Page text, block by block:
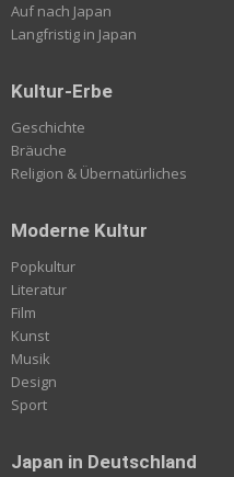
Auf nach Japan
Langfristig in Japan
Kultur-Erbe
Geschichte
Bräuche
Religion & Übernatürliches
Moderne Kultur
Popkultur
Literatur
Film
Kunst
Musik
Design
Sport
Japan in Deutschland